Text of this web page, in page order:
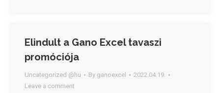
Elindult a Gano Excel tavaszi
promóciója
Uncategorized @hu By ganoexcel
2022.04.19.
Leave a comment